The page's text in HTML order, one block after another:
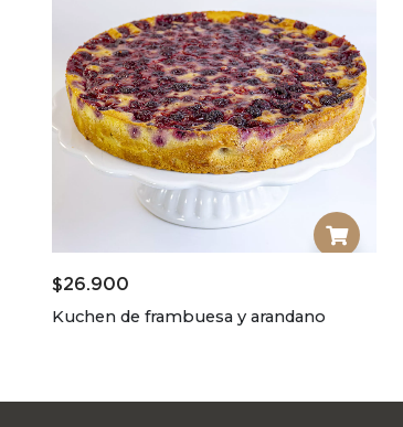
$26.900
Kuchen de frambuesa y arandano